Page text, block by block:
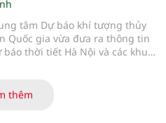
tâm Dự báo khí tượng thủy
Quốc gia vừa đưa ra thông tin
báo thời tiết Hà Nội và các khu
thêm